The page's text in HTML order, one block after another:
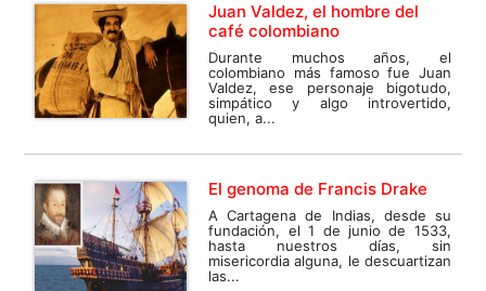
Juan Valdez, el hombre del
café colombiano
Durante muchos años, el
colombiano más famoso fue Juan
Valdez, ese personaje bigotudo,
simpático y algo introvertido,
quien, a...
El genoma de Francis Drake
A Cartagena de Indias, desde su
fundación, el 1 de junio de 1533,
hasta nuestros días, sin
misericordia alguna, le descuartizan
las...